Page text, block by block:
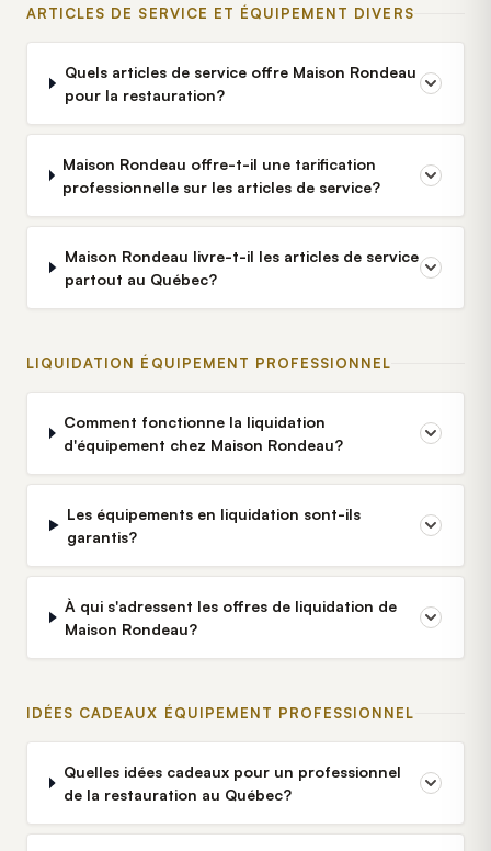
ARTICLES DE SERVICE ET ÉQUIPEMENT DIVERS
Quels articles de service offre Maison Rondeau
pour la restauration?
Maison Rondeau offre-t-il une tarification
professionnelle sur les articles de service?
Maison Rondeau livre-t-il les articles de service
partout au Québec?
LIQUIDATION ÉQUIPEMENT PROFESSIONNEL
Comment fonctionne la liquidation
d'équipement chez Maison Rondeau?
Les équipements en liquidation sont-ils
garantis?
À qui s'adressent les offres de liquidation de
Maison Rondeau?
IDÉES CADEAUX ÉQUIPEMENT PROFESSIONNEL
Quelles idées cadeaux pour un professionnel
de la restauration au Québec?